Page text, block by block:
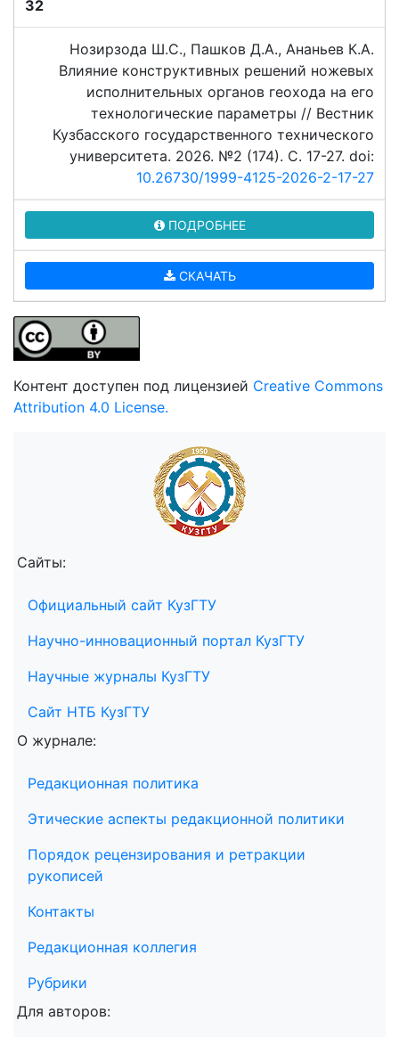
32
Нозирзода Ш.С., Пашков Д.А., Ананьев К.А.
Влияние конструктивных решений ножевых
исполнительных органов геохода на его
технологические параметры // Вестник
Кузбасского государственного технического
университета. 2026. №2 (174). C. 17-27. doi:
10.26730/1999-4125-2026-2-17-27
ПОДРОБНЕЕ
СКАЧАТЬ
Контент доступен под лицензией Creative Commons
Attribution 4.0 License.
Сайты:
Официальный сайт КузГТУ
Научно-инновационный портал КузГТУ
Научные журналы КузГТУ
Сайт НТБ КузГТУ
О журнале:
Редакционная политика
Этические аспекты редакционной политики
Порядок рецензирования и ретракции
рукописей
Контакты
Редакционная коллегия
Рубрики
Для авторов: